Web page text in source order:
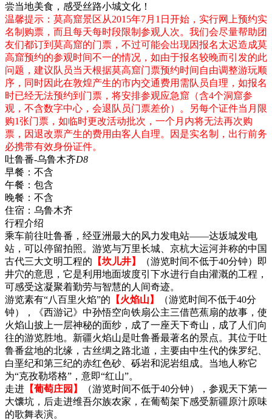
尝当地美食，感受丝路小城文化！
温馨提示：莫高窟景区从2015年7月1日开始，实行网上预约实
名制购票，而且每天每时段限制参观人次。我们会尽量帮助团
友们都订到莫高窟的门票，不过可能会出现因报名太迟造成莫
高窟预约的参观时间不一的情况，如由于报名较晚而引发的此
问题，建议队员当天根据莫高窟门票预约时间自由调整游玩顺
序，同时因此在敦煌产生的市内交通费用需队员自理，如报名
时已经无法预约到门票，将安排参观应急窟（含4个洞窟参
观，不含数字中心，会退队员门票差价）。另每个证件当月限
购1张门票，如临时更改活动批次，一个月内将无法再次购
票，因退改票产生的费用由客人自理。因是实名制，出行前务
必携带有效身份证件。
吐鲁番-乌鲁木齐D8
早餐： 不含
午餐： 包含
晚餐： 不含
住宿： 乌鲁木齐
行程介绍
乘车前往吐鲁番，经亚洲最大的风力发电站——达坂城发电
站，可以停留拍照。游览与万里长城、京杭大运河并称的中国
古代三大文明工程的 【坎儿井】
（游览时间不低于40分钟）即
井穴的意思，它是利用地面坡度引下水进行自由灌溉的工程，
可感受这凝聚着勤劳与智慧的人间奇迹。
游览素有“八百里火焰”的 【火焰山】
（游览时间不低于40分
钟），《西游记》中孙悟空向铁扇公主三借芭蕉扇的故事，使
火焰山披上一层神秘的面纱，成了一座天下奇山，成了人们向
往的游览胜地。新疆火焰山是吐鲁番最著名的景点。其位于吐
鲁番盆地的北缘，古丝绸之路北道，主要由中生代的侏罗纪、
白垩纪和第三纪的赤红色砂、砾岩和泥岩组成。当地人称它
为“克孜勒塔格”，意即“红山”。
走进 【葡萄庄园】
（游览时间不低于40分钟），参观天下第一
大馕坑，后走进维吾尔族农家，在葡萄架下感受新疆原汁原味
的歌舞表演。